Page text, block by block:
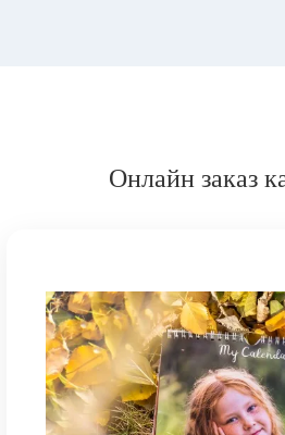
Онлайн заказ